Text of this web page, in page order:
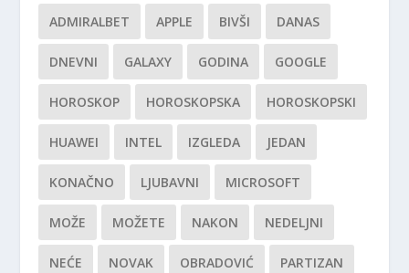
ADMIRALBET APPLE BIVŠI DANAS
DNEVNI GALAXY GODINA GOOGLE
HOROSKOP HOROSKOPSKA HOROSKOPSKI
HUAWEI INTEL IZGLEDA JEDAN
KONAČNO LJUBAVNI MICROSOFT
MOŽE MOŽETE NAKON NEDELJNI
NEĆE NOVAK OBRADOVIĆ PARTIZAN